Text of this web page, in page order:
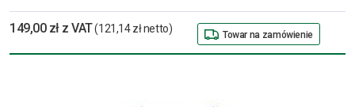
149,00 zł z VAT(121,14 zł netto) Towar na zamówienie